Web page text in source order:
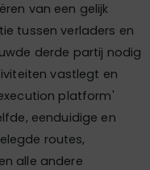
van een gelijk
tussen verladers en
derde partij nodig
vastlegt en
platform'
eenduidige en
routes,
alle andere